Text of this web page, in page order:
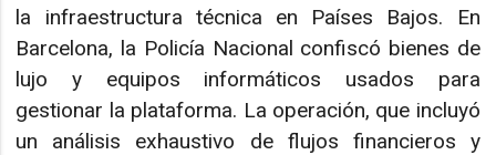
la infraestructura técnica en Países Bajos. En
Barcelona, la Policía Nacional confiscó bienes de
lujo y equipos informáticos usados para
gestionar la plataforma. La operación, que incluyó
un análisis exhaustivo de flujos financieros y